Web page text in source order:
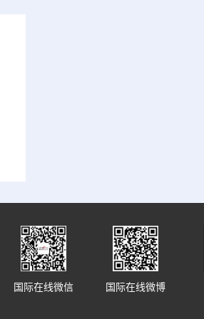
国际在线微博
国际在线微信